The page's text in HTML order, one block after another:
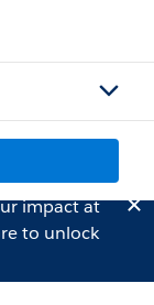
impact at
to unlock